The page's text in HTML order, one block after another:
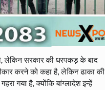
लेकिन सरकार की धरपकड़ के बाद
करने को कहा है, लेकिन ढाका की
गया है, क्योंकि बांग्लादेश इन्हें